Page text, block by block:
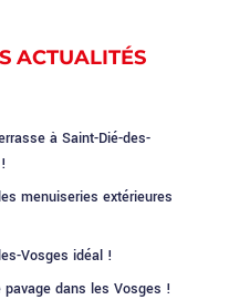
ACTUALITÉS
à Saint-Dié-des-
menuiseries extérieures
Vosges idéal !
dans les Vosges !